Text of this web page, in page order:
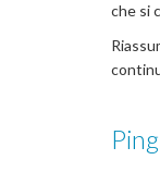
che si